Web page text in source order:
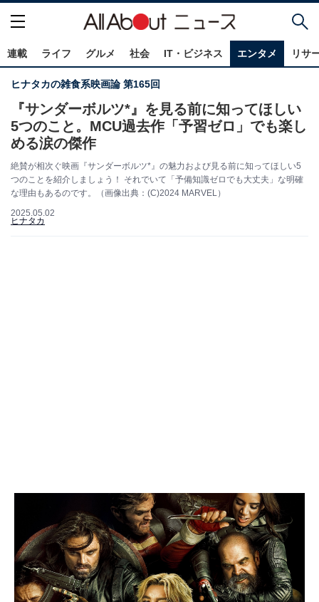
連載 ライフ グルメ 社会 IT・ビジネス エンタメ リサ
ヒナタカの雑食系映画論 第165回
『サンダーボルツ*』を見る前に知ってほしい
5つのこと。MCU過去作「予習ゼロ」でも楽し
める涙の傑作
絶賛が相次ぐ映画『サンダーボルツ*』の魅力および見る前に知ってほしい5
つのことを紹介しましょう！ それでいて「予備知識ゼロでも大丈夫」な明確
な理由もあるのです。（画像出典：(C)2024 MARVEL）
2025.05.02
ヒナタカ